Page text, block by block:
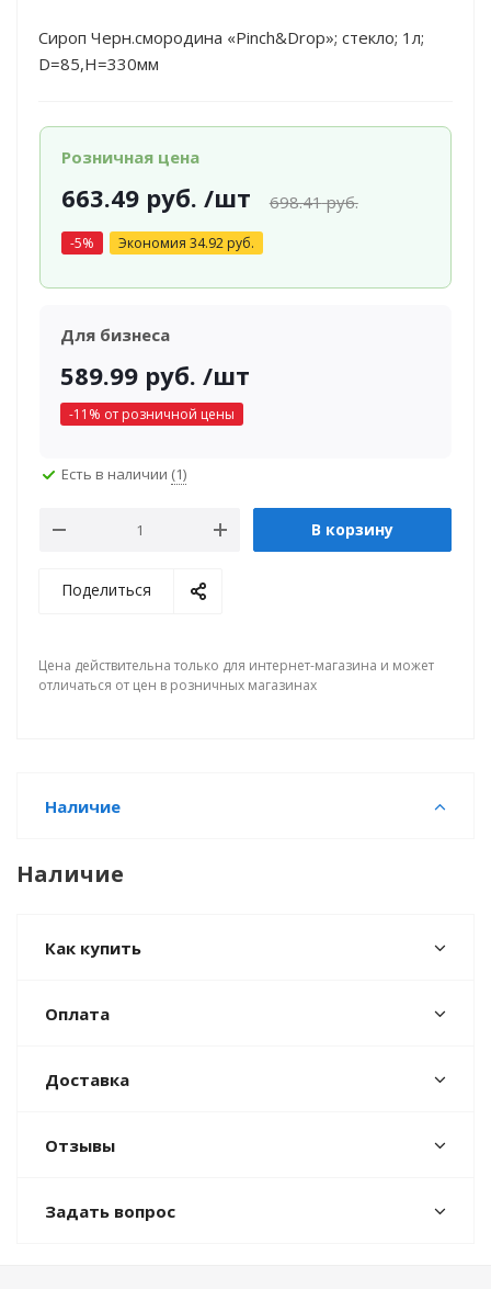
Сироп Черн.смородина «Pinch&Drop»; стекло; 1л;
D=85,H=330мм
Розничная цена
663.49руб. /шт 698.41руб.
-5% Экономия 34.92руб.
Для бизнеса
589.99 руб. /шт
-11 % от розничной цены
Есть в наличии (1)
В корзину
Поделиться
Цена действительна только для интернет-магазина и может
отличаться от цен в розничных магазинах
Наличие
Наличие
Как купить
Оплата
Доставка
Отзывы
Задать вопрос